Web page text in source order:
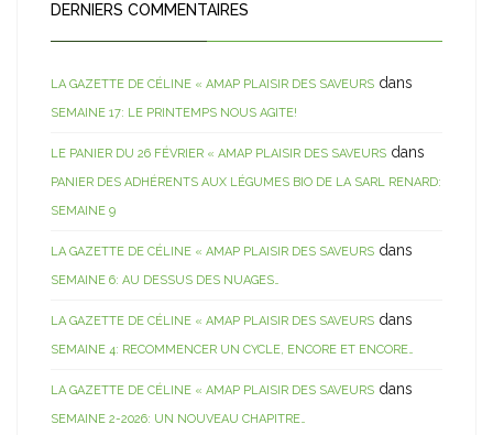
DERNIERS COMMENTAIRES
LA GAZETTE DE CÉLINE « AMAP PLAISIR DES SAVEURS dans
SEMAINE 17: LE PRINTEMPS NOUS AGITE!
LE PANIER DU 26 FÉVRIER « AMAP PLAISIR DES SAVEURS dans
PANIER DES ADHÉRENTS AUX LÉGUMES BIO DE LA SARL RENARD:
SEMAINE 9
LA GAZETTE DE CÉLINE « AMAP PLAISIR DES SAVEURS dans
SEMAINE 6: AU DESSUS DES NUAGES…
LA GAZETTE DE CÉLINE « AMAP PLAISIR DES SAVEURS dans
SEMAINE 4: RECOMMENCER UN CYCLE, ENCORE ET ENCORE…
LA GAZETTE DE CÉLINE « AMAP PLAISIR DES SAVEURS dans
SEMAINE 2-2026: UN NOUVEAU CHAPITRE…